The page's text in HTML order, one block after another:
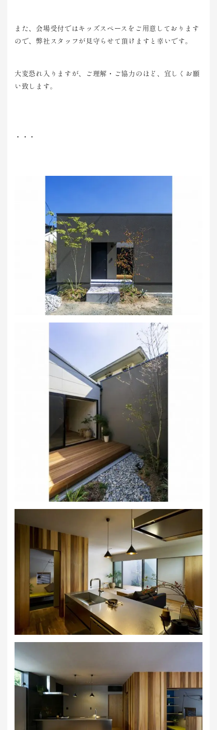
また、会場受付ではキッズスペースをご用意しております
ので、弊社スタッフが見守らせて頂けますと幸いです。
大変恐れ入りますが、ご理解・ご協力のほど、宜しくお願
い致します。
・・・